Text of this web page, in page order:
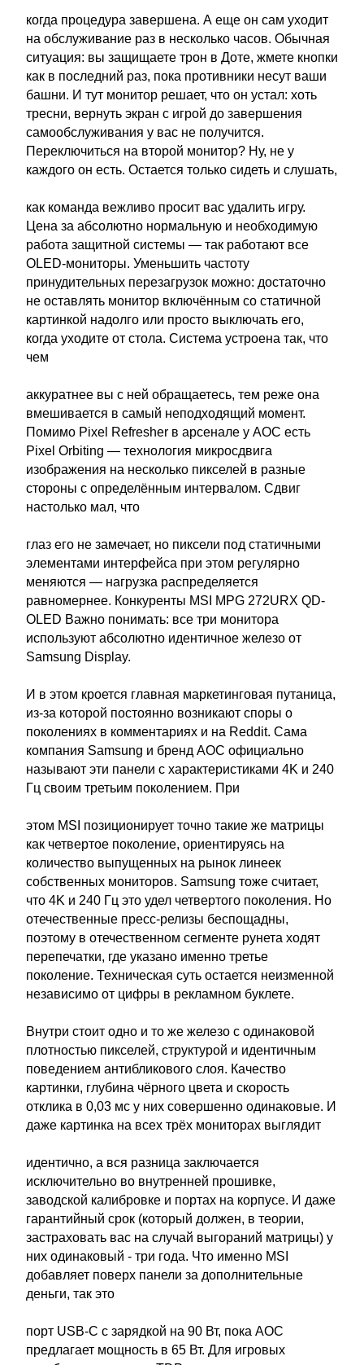
когда процедура завершена. А еще он сам уходит
на обслуживание раз в несколько часов. Обычная
ситуация: вы защищаете трон в Доте, жмете кнопки
как в последний раз, пока противники несут ваши
башни. И тут монитор решает, что он устал: хоть
тресни, вернуть экран с игрой до завершения
самообслуживания у вас не получится.
Переключиться на второй монитор? Ну, не у
каждого он есть. Остается только сидеть и слушать,
как команда вежливо просит вас удалить игру.
Цена за абсолютно нормальную и необходимую
работа защитной системы — так работают все
OLED-мониторы. Уменьшить частоту
принудительных перезагрузок можно: достаточно
не оставлять монитор включённым со статичной
картинкой надолго или просто выключать его,
когда уходите от стола. Система устроена так, что
чем
аккуратнее вы с ней обращаетесь, тем реже она
вмешивается в самый неподходящий момент.
Помимо Pixel Refresher в арсенале у AOC есть
Pixel Orbiting — технология микросдвига
изображения на несколько пикселей в разные
стороны с определённым интервалом. Сдвиг
настолько мал, что
глаз его не замечает, но пиксели под статичными
элементами интерфейса при этом регулярно
меняются — нагрузка распределяется
равномернее. Конкуренты MSI MPG 272URX QD-
OLED Важно понимать: все три монитора
используют абсолютно идентичное железо от
Samsung Display.
И в этом кроется главная маркетинговая путаница,
из-за которой постоянно возникают споры о
поколениях в комментариях и на Reddit. Сама
компания Samsung и бренд AOC официально
называют эти панели с характеристиками 4K и 240
Гц своим третьим поколением. При
этом MSI позиционирует точно такие же матрицы
как четвертое поколение, ориентируясь на
количество выпущенных на рынок линеек
собственных мониторов. Samsung тоже считает,
что 4K и 240 Гц это удел четвертого поколения. Но
отечественные пресс-релизы беспощадны,
поэтому в отечественном сегменте рунета ходят
перепечатки, где указано именно третье
поколение. Техническая суть остается неизменной
независимо от цифры в рекламном буклете.
Внутри стоит одно и то же железо с одинаковой
плотностью пикселей, структурой и идентичным
поведением антибликового слоя. Качество
картинки, глубина чёрного цвета и скорость
отклика в 0,03 мс у них совершенно одинаковые. И
даже картинка на всех трёх мониторах выглядит
идентично, а вся разница заключается
исключительно во внутренней прошивке,
заводской калибровке и портах на корпусе. И даже
гарантийный срок (который должен, в теории,
застраховать вас на случай выгораний матрицы) у
них одинаковый - три года. Что именно MSI
добавляет поверх панели за дополнительные
деньги, так это
порт USB-C с зарядкой на 90 Вт, пока AOC
предлагает мощность в 65 Вт. Для игровых